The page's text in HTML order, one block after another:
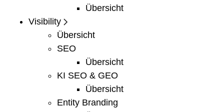
Übersicht
Visibility
Übersicht
SEO
Übersicht
KI SEO & GEO
Übersicht
Entity Branding